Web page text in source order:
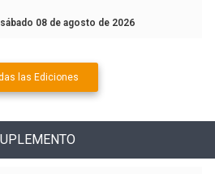
08 de agosto de 2026
las Ediciones